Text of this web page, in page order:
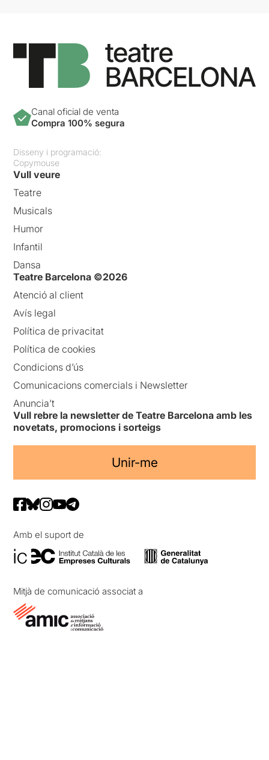
Canal oficial de venta
Compra 100% segura
Disseny i programació:
Copymouse
Vull veure
Teatre
Musicals
Humor
Infantil
Dansa
Teatre Barcelona ©2026
Atenció al client
Avís legal
Política de privacitat
Política de cookies
Condicions d’ús
Comunicacions comercials i Newsletter
Anuncia’t
Vull rebre la newsletter de Teatre Barcelona amb les
novetats, promocions i sorteigs
Unir-me
Amb el suport de
Mitjà de comunicació associat a